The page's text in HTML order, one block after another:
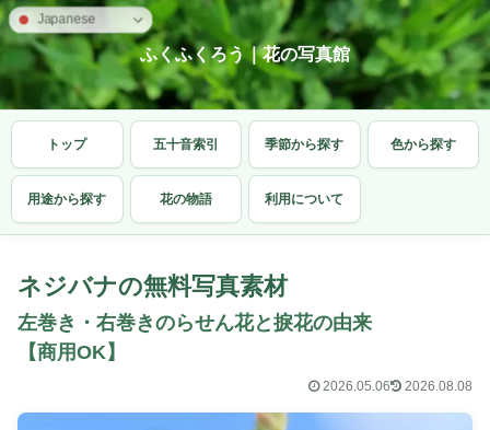
ふくふくろう｜花の写真館
トップ 五十音索引 季節から探す 色から探す
用途から探す 花の物語 利用について
ネジバナの無料写真素材
左巻き・右巻きのらせん花と捩花の由来
【商用OK】
2026.05.06 2026.08.08
Japanese